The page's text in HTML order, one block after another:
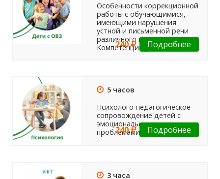
Особенности коррекционной
работы с обучающимися,
имеющими нарушения
устной и письменной речи
различного генеза.
Компетенции учителя.
240 Подробнее
5 часов
Психолого-педагогическое
сопровождение детей с
эмоциональными
проблемами
240 Подробнее
3 часа